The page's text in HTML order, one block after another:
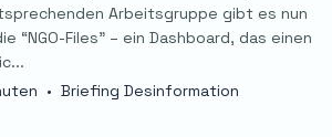
Arbeitsgruppe gibt es nun
“NGO-Files” – ein Dashboard, das einen
• Briefing Desinformation